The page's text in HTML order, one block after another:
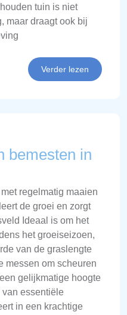
tuin is niet
maar draagt ook bij
Verder lezen
bemesten in
regelmatig maaien
de groei en zorgt
Ideaal is om het
het groeiseizoen,
van de graslengte
messen om scheuren
gelijkmatige hoogte
van essentiële
in een krachtige